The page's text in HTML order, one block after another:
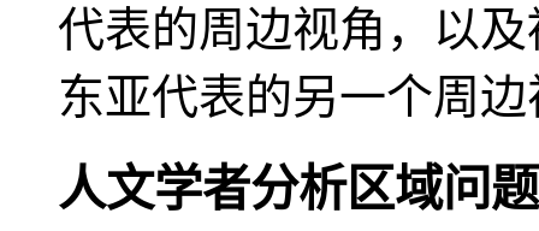
代表的周边视角，以
东亚代表的另一个周
人文学者分析区域问题